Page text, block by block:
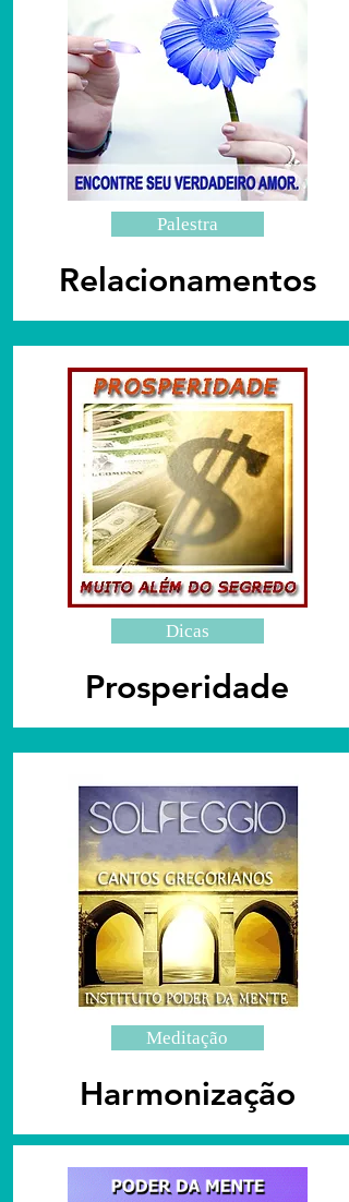
Palestra
Relacionamentos
Dicas
Prosperidade
Meditação
Harmonização